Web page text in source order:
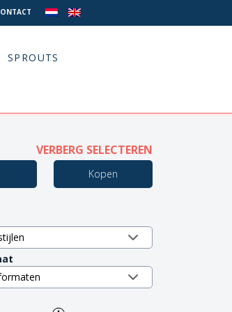
SPROUTS
VERBERG SELECTEREN
Kopen